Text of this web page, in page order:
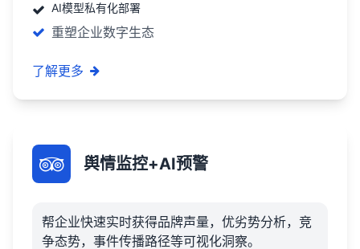
AI模型私有化部署
重塑企业数字生态
了解更多
舆情监控+AI预警
帮企业快速实时获得品牌声量，优劣势分析，竞
争态势，事件传播路径等可视化洞察。